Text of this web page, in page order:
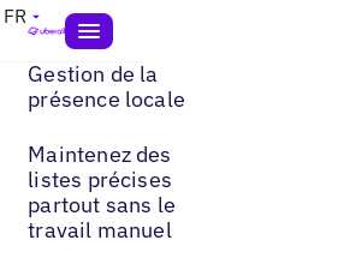
FR
Gestion de la
présence locale
Maintenez des
listes précises
partout sans le
travail manuel